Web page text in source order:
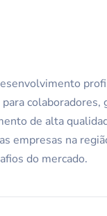
de alta
empresas na
do mercado.